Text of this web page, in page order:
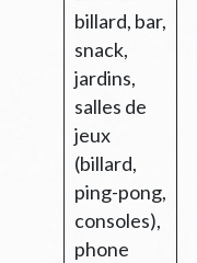
billard, bar,
snack,
jardins,
salles de
jeux
(billard,
ping-pong,
consoles),
phone